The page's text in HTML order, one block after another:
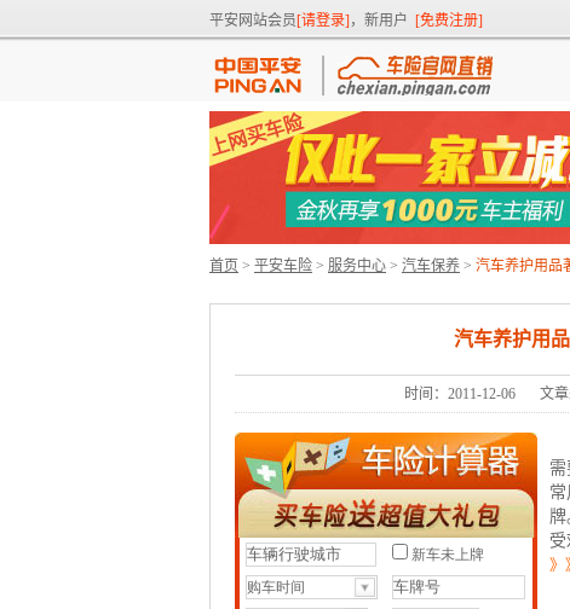
平安网站会员[请登录] ，新用户 [免费注册]
首页 > 平安车险 > 服务中心 > 汽车保养 > 汽车养护用品
汽车养护用
时间：2011-12-06 文章
受
》